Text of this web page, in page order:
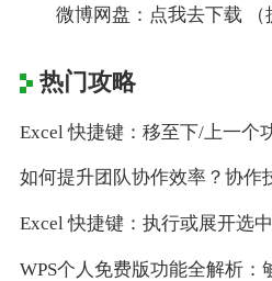
微博网盘：点我去下载 （
热门攻略
Excel 快捷键：移至下/上一个
如何提升团队协作效率？协作
Excel 快捷键：执行或展开选